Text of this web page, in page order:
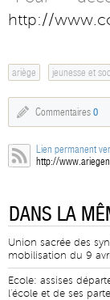
http://
ariège jeunesse et
Commentaires 0
Lien permanent
http://
DANS LA
Union sacrée des
mobilisation du 9
Ecole: assises
l'école et de ses